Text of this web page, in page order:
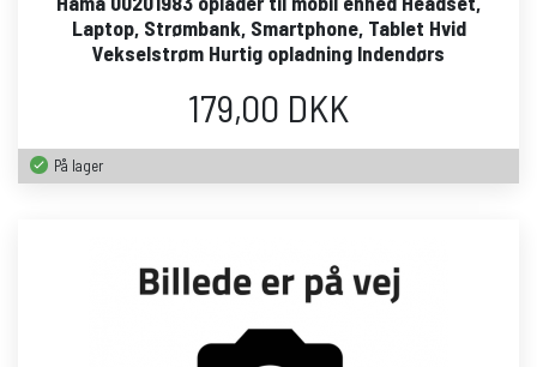
Laptop, Strømbank, Smartphone, Tablet Hvid
Vekselstrøm Hurtig opladning Indendørs
179,00 DKK
På lager